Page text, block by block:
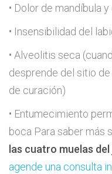
• Dolor de mandíbula
• Insensibilidad del
• Alveolitis seca
desprende del sitio
de curación)
• Entumecimiento
boca Para saber más
las cuatro muelas
agende una consulta